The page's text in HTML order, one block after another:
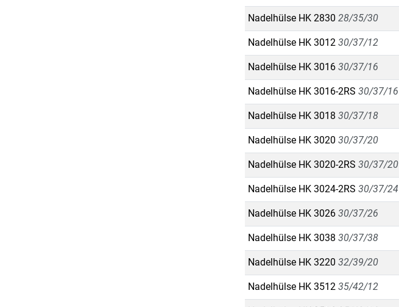
Nadelhülse HK 2830 28/35/30
Nadelhülse HK 3012 30/37/12
Nadelhülse HK 3016 30/37/16
Nadelhülse HK 3016-2RS 30/37/16
Nadelhülse HK 3018 30/37/18
Nadelhülse HK 3020 30/37/20
Nadelhülse HK 3020-2RS 30/37/20
Nadelhülse HK 3024-2RS 30/37/24
Nadelhülse HK 3026 30/37/26
Nadelhülse HK 3038 30/37/38
Nadelhülse HK 3220 32/39/20
Nadelhülse HK 3512 35/42/12